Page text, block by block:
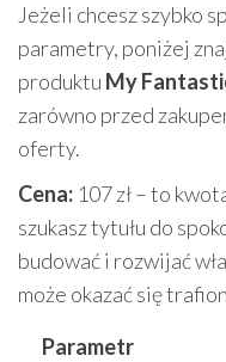
Jeżeli chcesz szybko
parametry, poniżej
produktu My
zarówno przed
oferty.
Cena: 107 zł – to
szukasz tytułu do
budować i rozwijać
może okazać się
Parametr